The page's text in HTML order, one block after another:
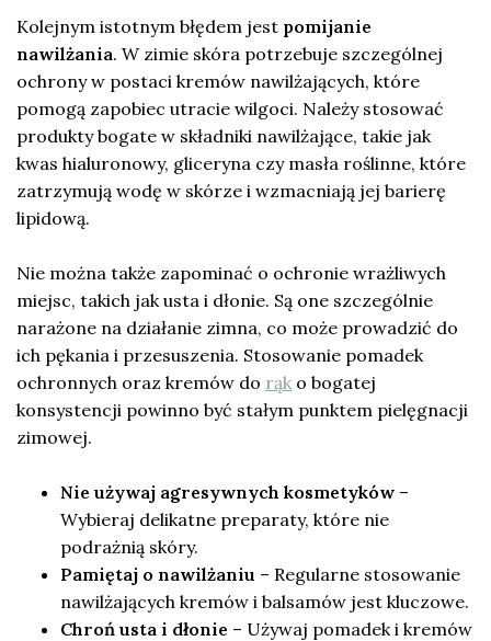
Kolejnym istotnym błędem jest pomijanie
nawilżania. W zimie skóra potrzebuje szczególnej
ochrony w postaci kremów nawilżających, które
pomogą zapobiec utracie wilgoci. Należy stosować
produkty bogate w składniki nawilżające, takie jak
kwas hialuronowy, gliceryna czy masła roślinne, które
zatrzymują wodę w skórze i wzmacniają jej barierę
lipidową.
Nie można także zapominać o ochronie wrażliwych
miejsc, takich jak usta i dłonie. Są one szczególnie
narażone na działanie zimna, co może prowadzić do
ich pękania i przesuszenia. Stosowanie pomadek
ochronnych oraz kremów do rąk o bogatej
konsystencji powinno być stałym punktem pielęgnacji
zimowej.
Nie używaj agresywnych kosmetyków –
Wybieraj delikatne preparaty, które nie
podrażnią skóry.
Pamiętaj o nawilżaniu – Regularne stosowanie
nawilżających kremów i balsamów jest kluczowe.
Chroń usta i dłonie – Używaj pomadek i kremów